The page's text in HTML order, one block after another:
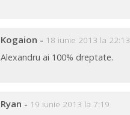
Kogaion - 18 iunie 2013 la 22:13
Alexandru ai 100% dreptate.
Ryan - 19 iunie 2013 la 7:19